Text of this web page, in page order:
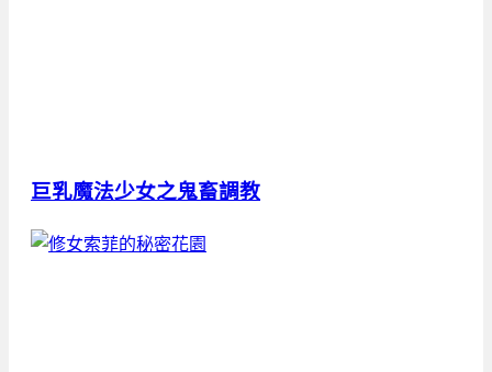
巨乳魔法少女之鬼畜調教